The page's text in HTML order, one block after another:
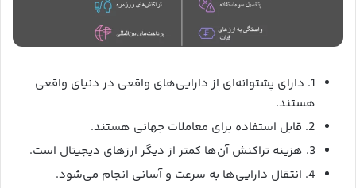
1. دارای پشتوانه‌ای از دارایی‌های واقعی در دنیای واقعی
هستند.
2. قابل استفاده برای معاملات جهانی هستند.
3. هزینه تراکنش آن‌ها کمتر از دیگر ارزهای دیجیتال است.
4. انتقال دارایی‌ها به سرعت و آسانی انجام می‌شود.